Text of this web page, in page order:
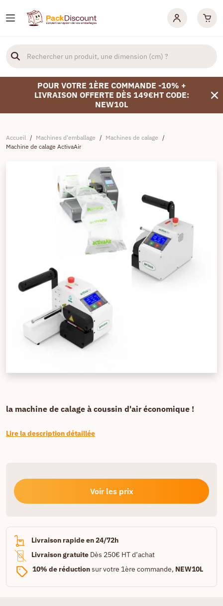
POUR VOTRE 1ÈRE COMMANDE -10% +
LIVRAISON OFFERTE DÈS 149€HT CODE:
NEW10L
Accueil / Machines d'emballage / Machines de calage /
Machine de calage ActivaAir
la machine de calage à coussin d'air économique !
Lire la description détaillée
Voir les prix
Livraison rapide en 24/72h
Livraison gratuite Dès 250€ HT d’achat
10% de réductionsur votre 1ère commande, NEW10L